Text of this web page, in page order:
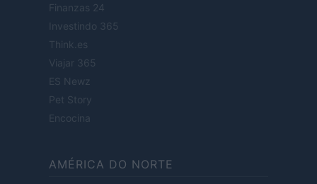
Finanzas 24
Investindo 365
Think.es
Viajar 365
ES Newz
Pet Story
Encocina
AMÉRICA DO NORTE